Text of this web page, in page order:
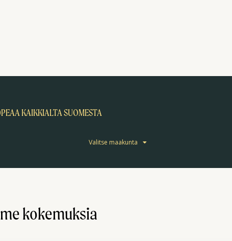
KAIKKIALTA SUOMESTA
Valitse maakunta
kokemuksia